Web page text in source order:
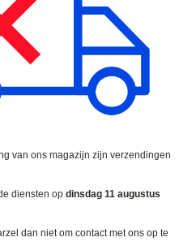
We hebben de beste